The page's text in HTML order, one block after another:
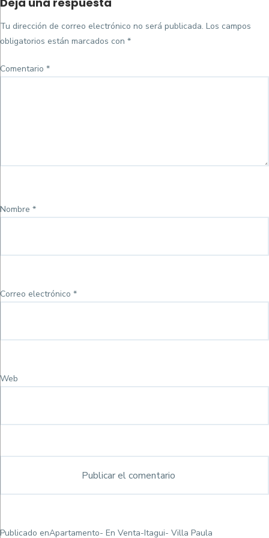
on
Tu dirección de correo electrónico no será publicada. Los campos
obligatorios están marcados con *
Comentario *
Nombre *
Correo electrónico *
Web
Navegación
Publicado enApartamento- En Venta-Itagui- Villa Paula